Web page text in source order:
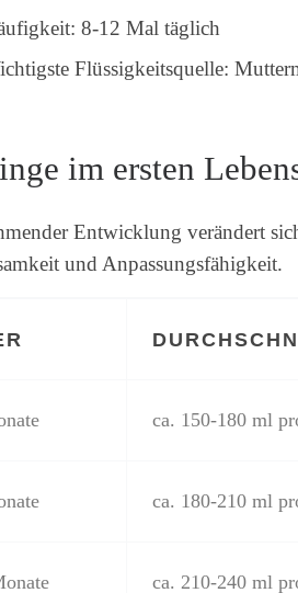
8-12 Mal täglich
Flüssigkeitsquelle:
im ersten
Entwicklung verändert
und Anpassungsfähigkeit.
ca. 150-180 ml
ca. 180-210 ml
ca. 210-240 ml